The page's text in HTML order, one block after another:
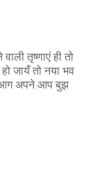
तृष्णाएं ही तो
जायँ तो नया भव
आग अपने आप बुझ